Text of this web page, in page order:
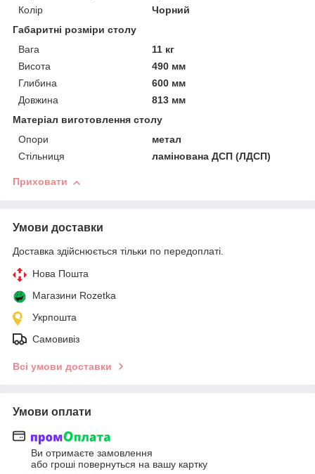
Колір
Чорний
Габаритні розміри столу
Вага
11 кг
Висота
490 мм
Глибина
600 мм
Довжина
813 мм
Матеріал виготовлення столу
Опори
метал
Стільниця
ламінована ДСП (ЛДСП)
Приховати
Умови доставки
Доставка здійснюється тільки по передоплаті.
Нова Пошта
Магазини Rozetka
Укрпошта
Самовивіз
Всі умови доставки
Умови оплати
Ви отримаєте замовлення
або гроші повернуться на вашу картку